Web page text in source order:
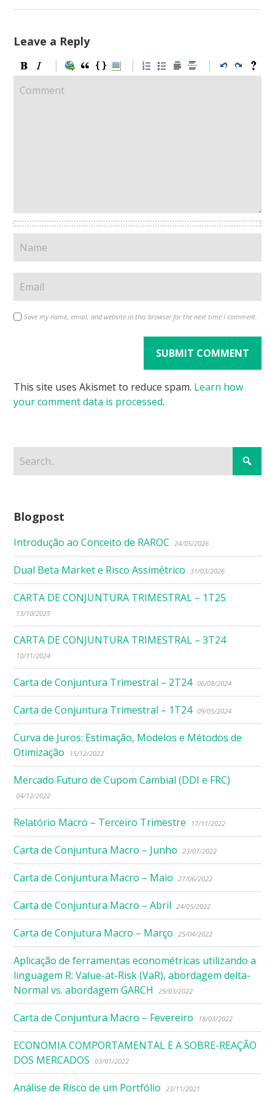
Leave a Reply
Save my name, email, and website in this browser for the next time I comment.
This site uses Akismet to reduce spam. Learn how
your comment data is processed.
Blogpost
Introdução ao Conceito de RAROC 24/05/2026
Dual Beta Market e Risco Assimétrico 31/03/2026
CARTA DE CONJUNTURA TRIMESTRAL – 1T25
13/10/2025
CARTA DE CONJUNTURA TRIMESTRAL – 3T24
10/11/2024
Carta de Conjuntura Trimestral – 2T24 06/08/2024
Carta de Conjuntura Trimestral – 1T24 09/05/2024
Curva de Juros: Estimação, Modelos e Métodos de
Otimização
15/12/2022
Mercado Futuro de Cupom Cambial (DDI e FRC)
04/12/2022
Relatório Macro – Terceiro Trimestre 17/11/2022
Carta de Conjuntura Macro – Junho 23/07/2022
Carta de Conjuntura Macro – Maio 27/06/2022
Carta de Conjuntura Macro – Abril 24/05/2022
Carta de Conjutura Macro – Março 25/04/2022
Aplicação de ferramentas econométricas utilizando a
linguagem R: Value-at-Risk (VaR), abordagem delta-
Normal vs. abordagem GARCH
29/03/2022
Carta de Conjuntura Macro – Fevereiro 18/03/2022
ECONOMIA COMPORTAMENTAL E A SOBRE-REAÇÃO
DOS MERCADOS
03/01/2022
Análise de Risco de um Portfólio 23/11/2021